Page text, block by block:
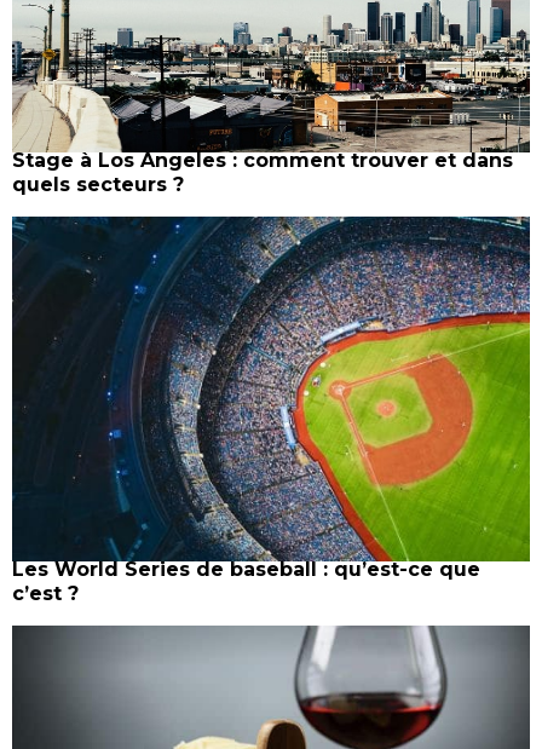
Stage à Los Angeles : comment trouver et dans
quels secteurs ?
Les World Series de baseball : qu’est-ce que
c’est ?